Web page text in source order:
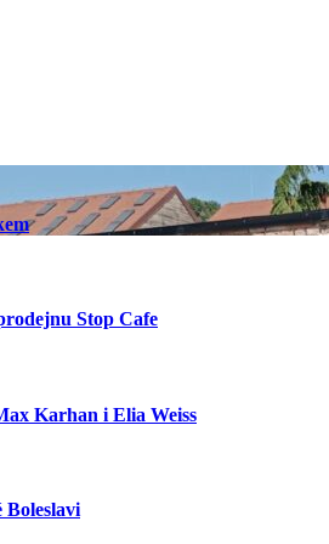
Stop Cafe
Karhan i Elia Weiss
Boleslavi